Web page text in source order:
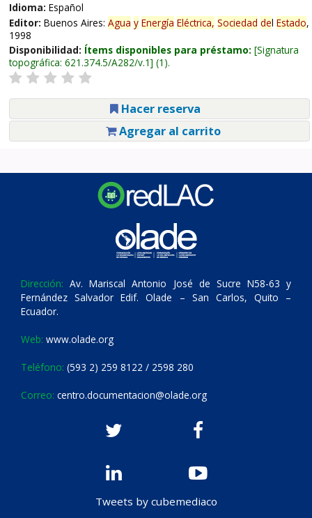
Idioma: Español
Editor: Buenos Aires: Agua y Energía Eléctrica, Sociedad del Estado,
1998
Disponibilidad: Ítems disponibles para préstamo: Signatura
topográfica: 621.374.5/A282/v.1 (1).
Hacer reserva
Agregar al carrito
Dirección: Av. Mariscal Antonio José de Sucre N58-63 y
Fernández Salvador Edif. Olade – San Carlos, Quito –
Ecuador.
Web: www.olade.org
Teléfono: (593 2) 259 8122 / 2598 280
Correo: centro.documentacion@olade.org
Tweets by cubemediaco